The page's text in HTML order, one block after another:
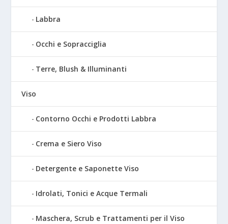
Labbra
Occhi e Sopracciglia
Terre, Blush & Illuminanti
Viso
Contorno Occhi e Prodotti Labbra
Crema e Siero Viso
Detergente e Saponette Viso
Idrolati, Tonici e Acque Termali
Maschera, Scrub e Trattamenti per il Viso